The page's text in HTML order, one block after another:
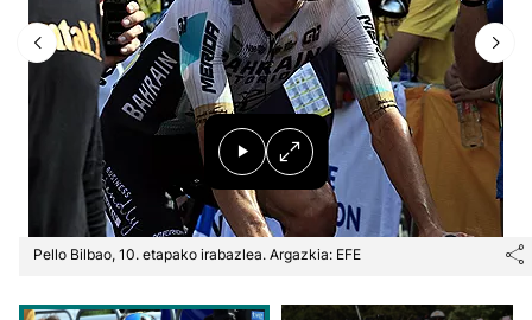
Herri-kirolak
Eskubaloia
Kirolak 360
Atletismoa
Pello Bilbao, 10. etapako irabazlea. Argazkia: EFE